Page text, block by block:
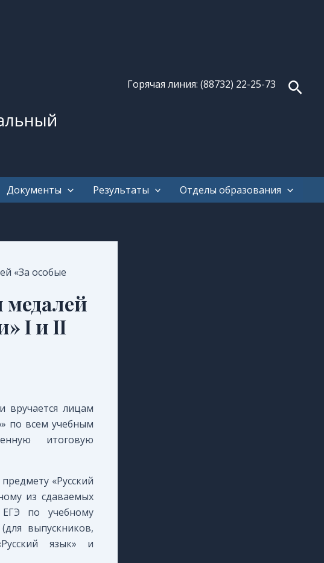
Горячая линия: (88732) 22-25-73
Документы Результаты Отделы образования
«За особые
медалей
I и II
вручается лицам
по всем учебным
итоговую
«Русский
из сдаваемых
по учебному
выпускников,
язык» и